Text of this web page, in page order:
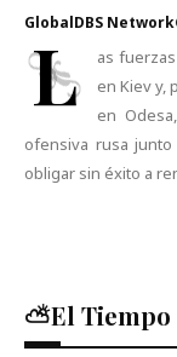
GlobalDBS
L
as
en Kiev y,
en
ofensiva rusa
obligar sin éxito a
⛅El Tiempo